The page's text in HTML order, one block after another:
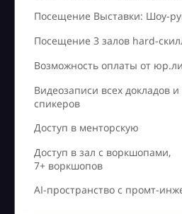
Посещение Выставки: Шоу-
Посещение 3 залов hard-
Возможность оплаты от
Видеозаписи всех докладов
спикеров
Доступ в менторскую
Доступ в зал с воркшопами,
7+ воркшопов
AI-пространство с промт-